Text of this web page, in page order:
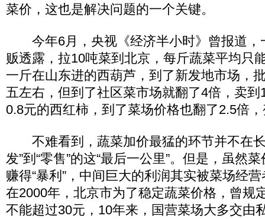
菜价，这也是解决问题的一个关键。
今年6月，央视《经济半小时》曾报道，
贩透露，拉10吨菜到北京，每斤蔬菜平均只
一斤在山东进的西葫芦，到了新发地市场，
五左右，但到了社区菜市场就翻了4倍，卖
0.8元的西红柿，到了菜场价格也翻了2.5倍
不难看到，蔬菜加价最猛的环节并不在长
发”到“零售”的这“最后一公里”。但是，虽然
赚得“暴利”，中间巨大的利润其实被菜场经
在2000年，北京市为了稳定蔬菜价格，曾规
不能超过30元，10年来，国营菜场大多交由